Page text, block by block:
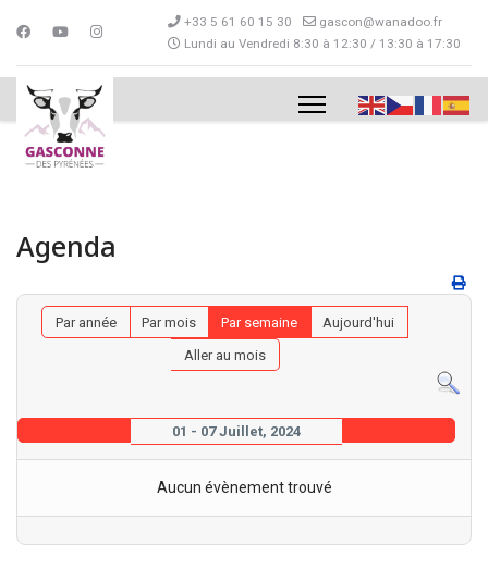
+33 5 61 60 15 30
gascon@wanadoo.fr
Lundi au Vendredi 8:30 à 12:30 / 13:30 à 17:30
Agenda
Par année Par mois Par semaine
Aujourd'hui
Aller au mois
01 - 07 Juillet, 2024
Aucun évènement trouvé